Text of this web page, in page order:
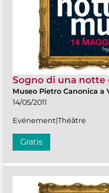
Sogno di una notte
Museo Pietro Canonica a
14/05/2011
Evénement|Théâtre
Gratis